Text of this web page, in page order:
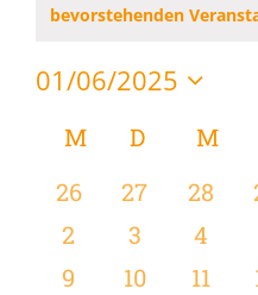
bevorstehenden
01/06/2025
wählen.
Kalender
von
MMONTAG
D M
0
Veranstaltungen
26
0
27
0
28
0
Veranstaltungen
2
0
3
0
4
0
9
0
10
0
11